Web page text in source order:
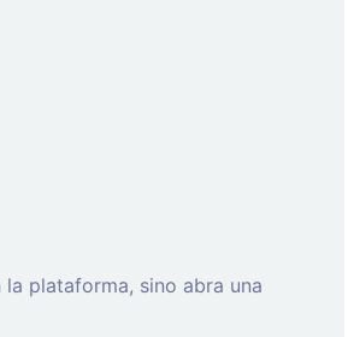
plataforma, sino abra una